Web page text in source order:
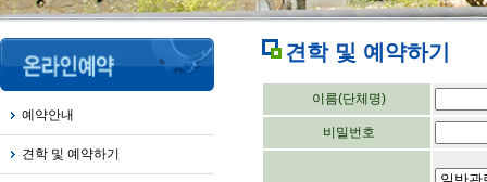
예약안내
견학 및 예약하기
견학 및 예약하기
이름(단체명)
비밀번호